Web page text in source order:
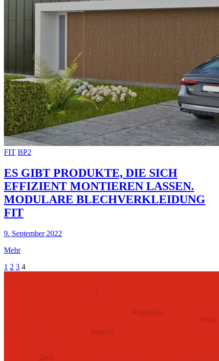
FIT BP2
ES GIBT PRODUKTE, DIE SICH
EFFIZIENT MONTIEREN LASSEN.
MODULARE BLECHVERKLEIDUNG
FIT
9. September 2022
Mehr
1 2 3 4